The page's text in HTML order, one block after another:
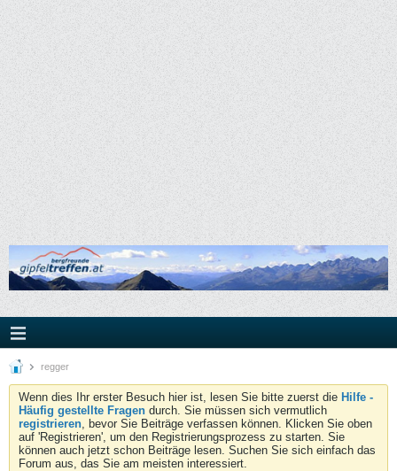
regger
Wenn dies Ihr erster Besuch hier ist, lesen Sie bitte zuerst die Hilfe -
Häufig gestellte Fragen durch. Sie müssen sich vermutlich
registrieren, bevor Sie Beiträge verfassen können. Klicken Sie oben
auf 'Registrieren', um den Registrierungsprozess zu starten. Sie
können auch jetzt schon Beiträge lesen. Suchen Sie sich einfach das
Forum aus, das Sie am meisten interessiert.